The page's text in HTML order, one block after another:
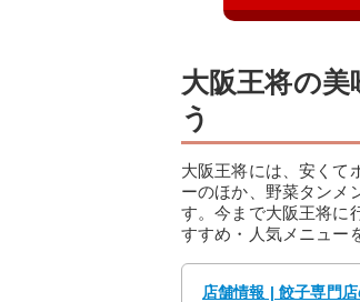
大阪王将の
う
大阪王将には、安くて
ーのほか、野菜タンメ
す。今まで大阪王将に
すすめ・人気メニュー
店舗情報 | 餃子専門